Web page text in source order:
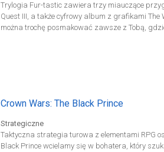
Trylogia Fur-tastic zawiera trzy miauczące
Quest III, a także cyfrowy album z grafikami
można trochę posmakować zawsze z Tobą,
Crown Wars: The Black Prince
Strategiczne
Taktyczna strategia turowa z elementami RPG
Black Prince wcielamy się w bohatera, który